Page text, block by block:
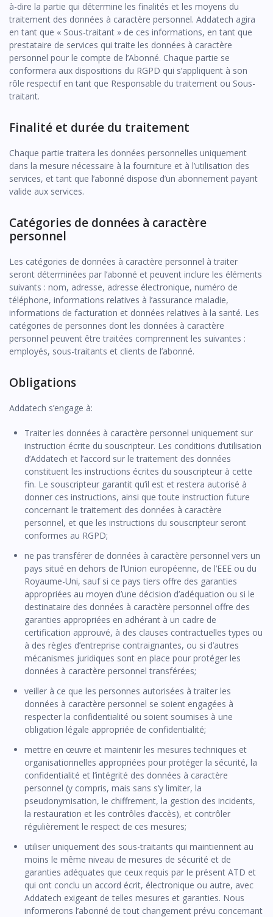
à-dire la partie qui détermine les finalités et les moyens du
traitement des données à caractère personnel. Addatech agira
en tant que « Sous-traitant » de ces informations, en tant que
prestataire de services qui traite les données à caractère
personnel pour le compte de l’Abonné. Chaque partie se
conformera aux dispositions du RGPD qui s’appliquent à son
rôle respectif en tant que Responsable du traitement ou Sous-
traitant.
Finalité et durée du traitement
Chaque partie traitera les données personnelles uniquement
dans la mesure nécessaire à la fourniture et à l’utilisation des
services, et tant que l’abonné dispose d’un abonnement payant
valide aux services.
Catégories de données à caractère
personnel
Les catégories de données à caractère personnel à traiter
seront déterminées par l’abonné et peuvent inclure les éléments
suivants : nom, adresse, adresse électronique, numéro de
téléphone, informations relatives à l’assurance maladie,
informations de facturation et données relatives à la santé. Les
catégories de personnes dont les données à caractère
personnel peuvent être traitées comprennent les suivantes :
employés, sous-traitants et clients de l’abonné.
Obligations
Addatech s’engage à:
Traiter les données à caractère personnel uniquement sur
instruction écrite du souscripteur. Les conditions d’utilisation
d’Addatech et l’accord sur le traitement des données
constituent les instructions écrites du souscripteur à cette
fin. Le souscripteur garantit qu’il est et restera autorisé à
donner ces instructions, ainsi que toute instruction future
concernant le traitement des données à caractère
personnel, et que les instructions du souscripteur seront
conformes au RGPD;
ne pas transférer de données à caractère personnel vers un
pays situé en dehors de l’Union européenne, de l’EEE ou du
Royaume-Uni, sauf si ce pays tiers offre des garanties
appropriées au moyen d’une décision d’adéquation ou si le
destinataire des données à caractère personnel offre des
garanties appropriées en adhérant à un cadre de
certification approuvé, à des clauses contractuelles types ou
à des règles d’entreprise contraignantes, ou si d’autres
mécanismes juridiques sont en place pour protéger les
données à caractère personnel transférées;
veiller à ce que les personnes autorisées à traiter les
données à caractère personnel se soient engagées à
respecter la confidentialité ou soient soumises à une
obligation légale appropriée de confidentialité;
mettre en œuvre et maintenir les mesures techniques et
organisationnelles appropriées pour protéger la sécurité, la
confidentialité et l’intégrité des données à caractère
personnel (y compris, mais sans s’y limiter, la
pseudonymisation, le chiffrement, la gestion des incidents,
la restauration et les contrôles d’accès), et contrôler
régulièrement le respect de ces mesures;
utiliser uniquement des sous-traitants qui maintiennent au
moins le même niveau de mesures de sécurité et de
garanties adéquates que ceux requis par le présent ATD et
qui ont conclu un accord écrit, électronique ou autre, avec
Addatech exigeant de telles mesures et garanties. Nous
informerons l’abonné de tout changement prévu concernant